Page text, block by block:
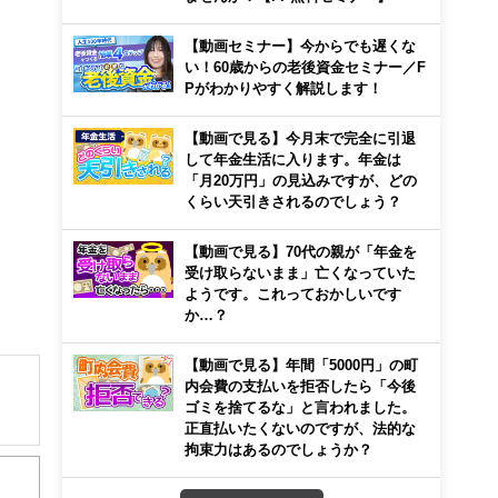
き
【動画セミナー】今からでも遅くな
い！60歳からの老後資金セミナー／F
Pがわかりやすく解説します！
【動画で見る】今月末で完全に引退
して年金生活に入ります。年金は
「月20万円」の見込みですが、どの
くらい天引きされるのでしょう？
【動画で見る】70代の親が「年金を
受け取らないまま」亡くなっていた
ようです。これっておかしいです
か…？
【動画で見る】年間「5000円」の町
内会費の支払いを拒否したら「今後
ゴミを捨てるな」と言われました。
正直払いたくないのですが、法的な
拘束力はあるのでしょうか？